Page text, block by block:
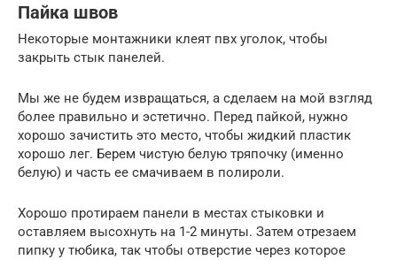
Пайка швов
Некоторые монтажники клеят пвх уголок, чтобы
закрыть стык панелей.
Мы же не будем извращаться, а сделаем на мой взгляд
более правильно и эстетично. Перед пайкой, нужно
хорошо зачистить это место, чтобы жидкий пластик
хорошо лег. Берем чистую белую тряпочку (именно
белую) и часть ее смачиваем в полироли.
Хорошо протираем панели в местах стыковки и
оставляем высохнуть на 1-2 минуты. Затем отрезаем
пипку у тюбика, так чтобы отверстие через которое